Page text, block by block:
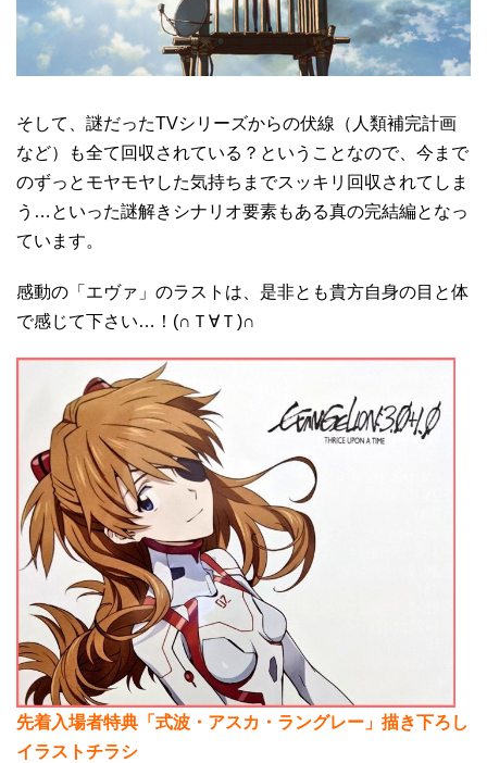
そして、謎だったTVシリーズからの伏線（人類補完計画
など）も全て回収されている？ということなので、今まで
のずっとモヤモヤした気持ちまでスッキリ回収されてしま
う…といった謎解きシナリオ要素もある真の完結編となっ
ています。
感動の「エヴァ」のラストは、是非とも貴方自身の目と体
で感じて下さい…！(∩Ｔ∀Ｔ)∩
先着入場者特典「式波・アスカ・ラングレー」描き下ろし
イラストチラシ